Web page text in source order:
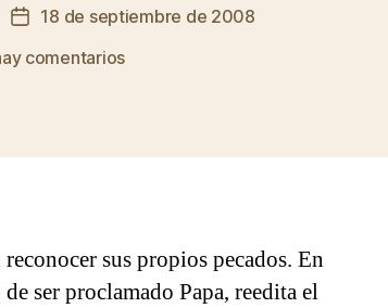
Fecha
la
18 de septiembre de 2008
comentariosen
la
curas
sus propios pecados. En
ser proclamado Papa, reedita el